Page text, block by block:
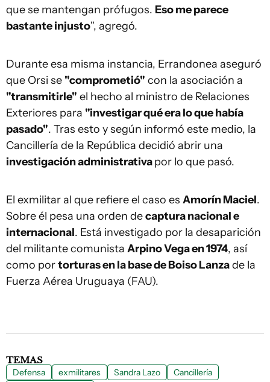
que se mantengan prófugos. Eso me parece
bastante injusto", agregó.
Durante esa misma instancia, Errandonea aseguró
que Orsi se "comprometió" con la asociación a
"transmitirle" el hecho al ministro de Relaciones
Exteriores para "investigar qué era lo que había
pasado". Tras esto y según informó este medio, la
Cancillería de la República decidió abrir una
investigación administrativapor lo que pasó.
El exmilitar al que refiere el caso es Amorín Maciel.
Sobre él pesa una orden decaptura nacional e
internacional. Está investigado por la desaparición
del militante comunista Arpino Vega en 1974, así
como portorturas en la base de Boiso Lanzade la
Fuerza Aérea Uruguaya (FAU).
TEMAS
Defensa exmilitares Sandra Lazo
Cancillería